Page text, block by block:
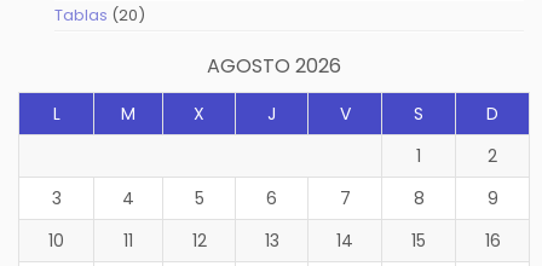
productos
Tablas 2020
AGOSTO 2026
L M X J V S
D
1
2
3
4 5 6 7 8
9
10
11 12 13 14 15
16